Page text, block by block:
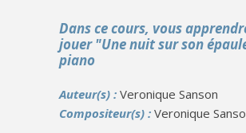
Dans ce cours, vous
jouer "Une nuit sur son
piano
Auteur(s) : Veronique Sanson
Compositeur(s) : Veronique